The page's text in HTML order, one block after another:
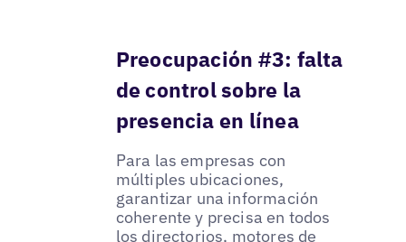
Preocupación #3: falta
de control sobre la
presencia en línea
Para las empresas con
múltiples ubicaciones,
garantizar una información
coherente y precisa en todos
los directorios, motores de